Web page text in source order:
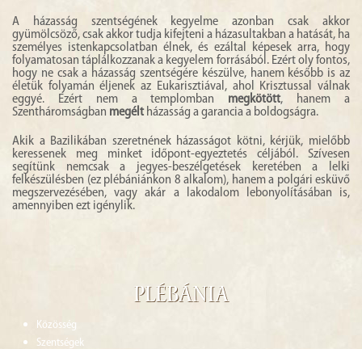
A házasság szentségének kegyelme azonban csak akkor
gyümölcsöző, csak akkor tudja kifejteni a házasultakban a hatását, ha
személyes istenkapcsolatban élnek, és ezáltal képesek arra, hogy
folyamatosan táplálkozzanak a kegyelem forrásából. Ezért oly fontos,
hogy ne csak a házasság szentségére készülve, hanem később is az
életük folyamán éljenek az Eukarisztiával, ahol Krisztussal válnak
eggyé. Ezért nem a templomban megkötött, hanem a
Szentháromságban megéltházasság a garancia a boldogságra.
Akik a Bazilikában szeretnének házasságot kötni, kérjük, mielőbb
keressenek meg minket időpont-egyeztetés céljából. Szívesen
segítünk nemcsak a jegyes-beszélgetések keretében a lelki
felkészülésben (ez plébániánkon 8 alkalom), hanem a polgári esküvő
megszervezésében, vagy akár a lakodalom lebonyolításában is,
amennyiben ezt igénylik.
Plébánia
Közösség
Szentségek